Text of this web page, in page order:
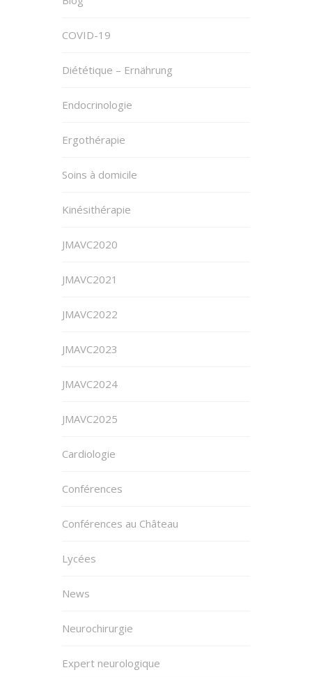
COVID-19
Diététique – Ernährung
Endocrinologie
Ergothérapie
Soins à domicile
Kinésithérapie
JMAVC2020
JMAVC2021
JMAVC2022
JMAVC2023
JMAVC2024
JMAVC2025
Cardiologie
Conférences
Conférences au Château
Lycées
News
Neurochirurgie
Expert neurologique